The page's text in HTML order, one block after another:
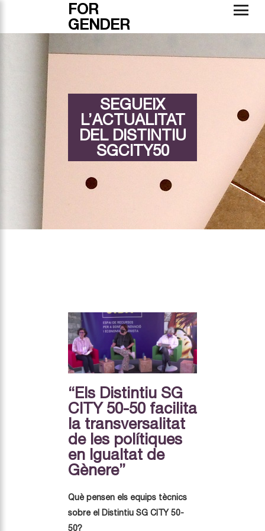
FOR
GENDER
SEGUEIX
L’ACTUALITAT
DEL DISTINTIU
SGCITY50
“Els Distintiu SG
CITY 50-50 facilita
la transversalitat
de les polítiques
en Igualtat de
Gènere”
Què pensen els equips tècnics
sobre el Distintiu SG CITY 50-
50?